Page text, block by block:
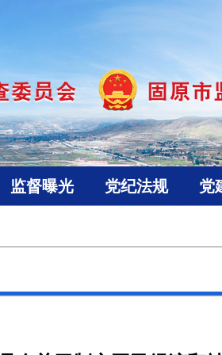
监督曝光 党纪法规 党